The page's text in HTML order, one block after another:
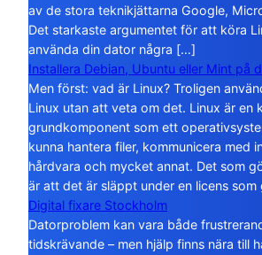
av de stora teknikjättarna Google,
Det starkaste argumentet för att köra
använda din dator några […]
Installera Debian, Ubuntu eller Mint på
Men först: vad är Linux? Troligen
Linux utan att veta om det. Linux är en
grundkomponent som ett
kunna hantera filer, kommunicera med
hårdvara och mycket annat. Det som
är att det är släppt under en licens
Digital fixare Stockholm
Datorproblem kan vara både
tidskrävande – men hjälp finns nära till